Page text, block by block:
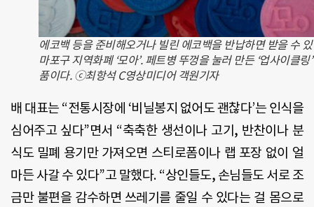
에코백 등을 준비해오거나 빌린 에코백을 반납하면 받을 수
마포구 지역화폐 ‘모아’. 페트병 뚜껑을 눌러 만든 ‘업사이클링
품이다. ⓒ최항석 C영상미디어 객원기자
배 대표는“전통시장에 ‘비닐봉지 없어도 괜찮다’는 인식을
심어주고 싶다”면서 “축축한 생선이나 고기 , 반찬이나 분
식도 밀폐 용기만 가져오면 스티로폼이나 랩 포장 없이 얼
마든 사갈 수 있다”고 말했다. “상인들도, 손님들도 서로 조
금만 불편을 감수하면 쓰레기를 줄일 수 있다는 걸 몸으로